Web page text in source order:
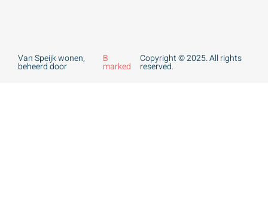
Van Speijk wonen,
beheerd door
B
marked
Copyright © 2025. All rights
reserved.